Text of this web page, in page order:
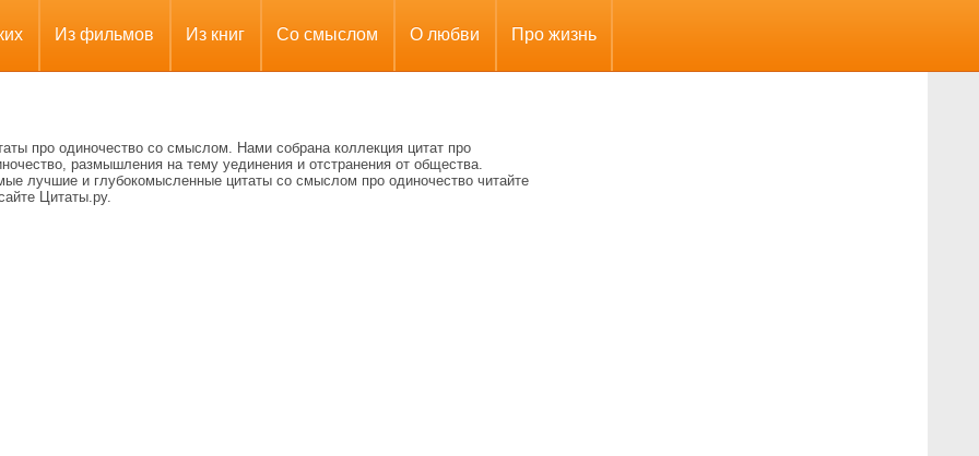
Из фильмов Из книг Со смыслом О любви Про жизнь
про одиночество со смыслом. Нами собрана коллекция цитат про
размышления на тему уединения и отстранения от общества.
лучшие и глубокомысленные цитаты со смыслом про одиночество читайте
Цитаты.ру.